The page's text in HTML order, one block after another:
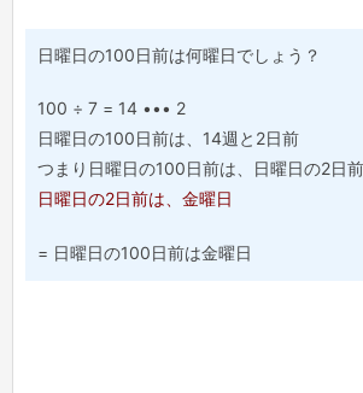
日曜日の100日前は何曜日でしょう？
100 ÷ 7 = 14 ••• 2
日曜日の100日前は、14週と2日前
つまり日曜日の100日前は、日曜日の2日前
日曜日の2日前は、金曜日
= 日曜日の100日前は金曜日